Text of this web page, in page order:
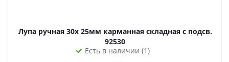
Лупа ручная 30x 25мм карманная складная с подсв.
92530
Есть в наличии (1)